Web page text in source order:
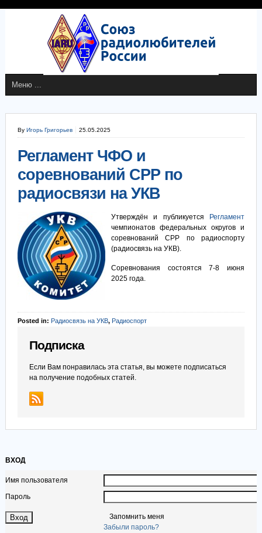
By Игорь Григорьев 25.05.2025
Регламент ЧФО и
соревнований СРР по
радиосвязи на УКВ
Утверждён и публикуется
Регламент
чемпионатов федеральных округов и
соревнований СРР по радиоспорту
(радиосвязь на УКВ).
Соревнования состоятся 7-8 июня
2025 года.
Posted in: Радиосвязь на УКВ, Радиоспорт
Подписка
Если Вам понравилась эта статья, вы можете подписаться
на получение подобных статей.
ВХОД
Имя пользователя
Пароль
Запомнить меня
Забыли пароль?